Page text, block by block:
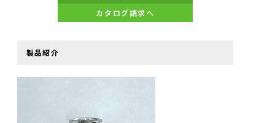
カタログ請求へ
製品紹介